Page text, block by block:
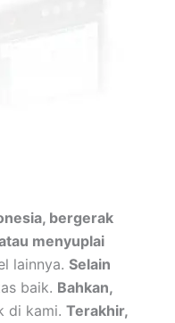
bergerak
menyuplai
lainnya. Selain
baik. Bahkan,
di kami. Terakhir,